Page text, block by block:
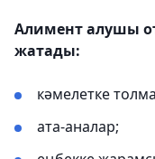
Алимент алушы
жатады:
кәмелетке
ата-аналар;